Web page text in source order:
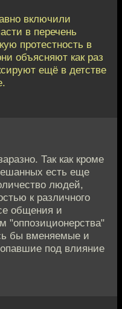
включили
в перечень
протестность в
объясняют как раз
ещё в детстве
Так как кроме
есть еще
людей,
к различного
общения и
"оппозиционерства"
бы вменяемые и
под влияние